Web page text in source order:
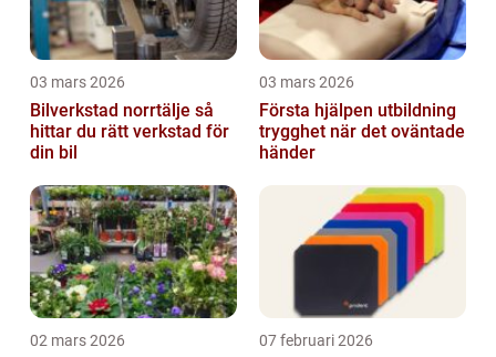
03 mars 2026
Bilverkstad norrtälje så
hittar du rätt verkstad för
din bil
03 mars 2026
Första hjälpen utbildning
trygghet när det oväntade
händer
02 mars 2026 07 februari 2026